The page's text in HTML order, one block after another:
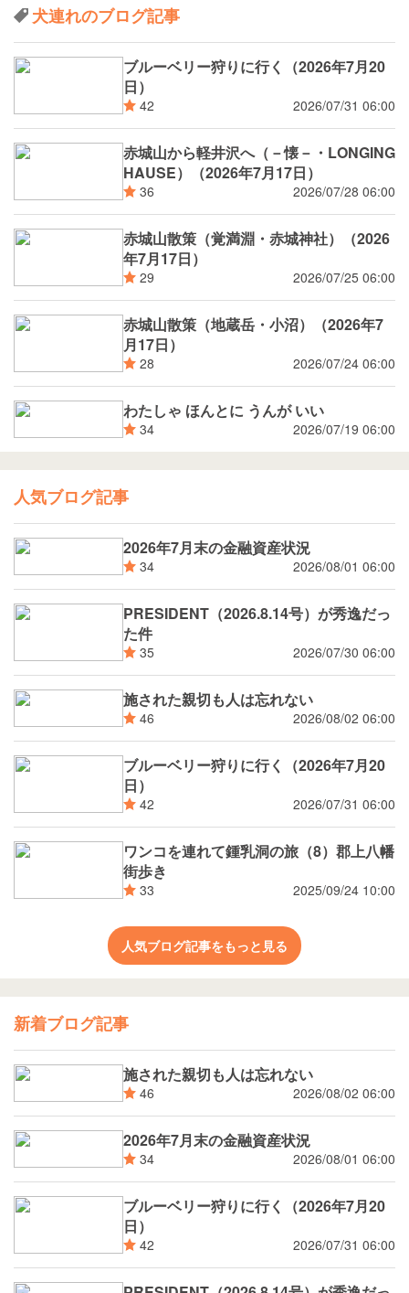
犬連れのブログ記事
ブルーベリー狩りに行く（2026年7月20
日）
42 2026/07/31 06:00
赤城山から軽井沢へ（－懐－・LONGING
HAUSE）（2026年7月17日）
36 2026/07/28 06:00
赤城山散策（覚満淵・赤城神社）（2026
年7月17日）
29 2026/07/25 06:00
赤城山散策（地蔵岳・小沼）（2026年7
月17日）
28 2026/07/24 06:00
わたしゃ ほんとに うんが いい
34 2026/07/19 06:00
人気ブログ記事
2026年7月末の金融資産状況
34 2026/08/01 06:00
PRESIDENT（2026.8.14号）が秀逸だっ
た件
35 2026/07/30 06:00
施された親切も人は忘れない
46 2026/08/02 06:00
ブルーベリー狩りに行く（2026年7月20
日）
42 2026/07/31 06:00
ワンコを連れて鍾乳洞の旅（8）郡上八幡
街歩き
33 2025/09/24 10:00
人気ブログ記事をもっと見る
新着ブログ記事
施された親切も人は忘れない
46 2026/08/02 06:00
2026年7月末の金融資産状況
34 2026/08/01 06:00
ブルーベリー狩りに行く（2026年7月20
日）
42 2026/07/31 06:00